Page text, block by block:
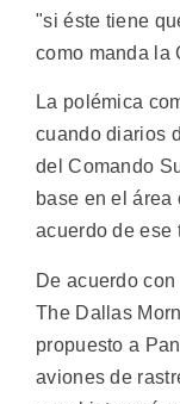
"si éste tiene
como manda la
La polémica
cuando diarios
del Comando
base en el área
acuerdo de ese
De acuerdo
The Dallas
propuesto a
aviones de